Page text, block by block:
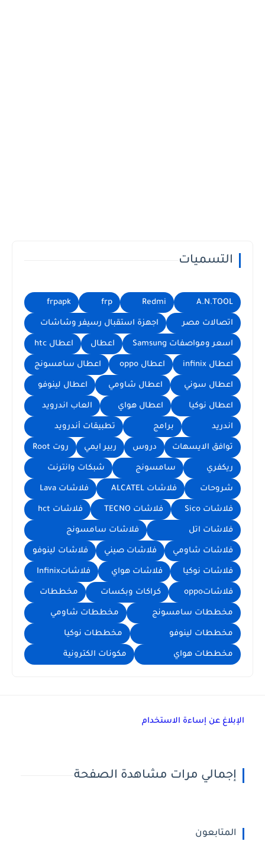
التسميات
A.N.TOOL
Redmi
frp
frpapk
اتصالات مصر اجهزة استقبال رسيفر وشاشات
اسعر ومواصفات Samsung اعطال اعطال htc
اعطال infinix اعطال oppo اعطال سامسونج
اعطال سوني اعطال شاومي اعطال لينوفو
اعطال نوكيا اعطال هواي العاب اندرويد
اندريد برامج تطبيقات أندرويد
توافق الايسهات دروس ربير ايمي روت Root
ريكفري سامسونج شبكات وانترنت
شروحات فلاشات ALCATEL فلاشات Lava
فلاشات Sico فلاشات TECNO فلاشات hct
فلاشات اتل فلاشات سامسونج
فلاشات شاومي فلاشات صيني فلاشات لينوفو
فلاشات نوكيا فلاشات هواي فلاشاتInfinix
فلاشاتoppo كراكات وبكسات مخططات
مخططات سامسونج مخططات شاومي
مخططات لينوفو مخططات نوكيا
مخططات هواي مكونات الكترونية
الإبلاغ عن إساءة الاستخدام
إجمالي مرات مشاهدة الصفحة
المتابعون